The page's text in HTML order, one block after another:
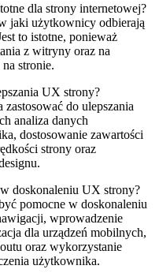
dla strony internetowej?
jaki‍ użytkownicy odbierają
‌to istotne,⁤ ponieważ
z‌ witryny oraz na
stronie.
UX strony?
do ⁢ulepszania
analiza danych
dostosowanie zawartości
​strony oraz
doskonaleniu UX strony?
pomocne w doskonaleniu
wprowadzenie
dla urządzeń ‍mobilnych,
oraz⁢ wykorzystanie
użytkownika.